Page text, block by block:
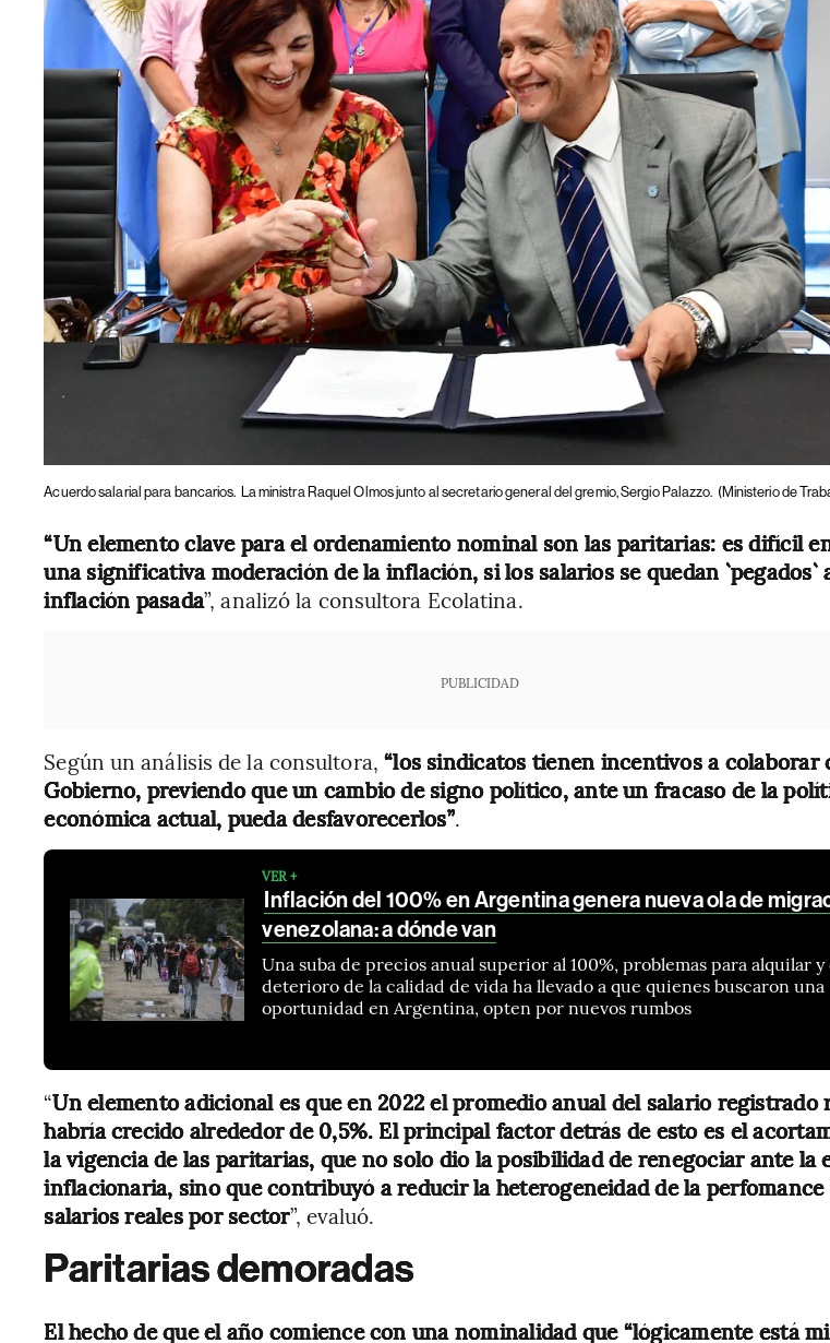
Acuerdo salarial para bancarios. La ministra Raquel Olmos junto al secretario general del gremio, Sergio Palazzo. (Ministerio de
“Un elemento clave para el ordenamiento nominal son las paritarias: es difícil
una significativa moderación de la inflación, si los salarios se quedan `pegados`
inflación pasada”, analizó la consultora Ecolatina.
PUBLICIDAD
Según un análisis de la consultora, “los sindicatos tienen incentivos a colaborar
Gobierno, previendo que un cambio de signo político, ante un fracaso de la
económica actual, pueda desfavorecerlos”.
VER +
Inflación del 100% en Argentina genera nueva ola de
venezolana: a dónde van
Una suba de precios anual superior al 100%, problemas para alquilar y
deterioro de la calidad de vida ha llevado a que quienes buscaron una
oportunidad en Argentina, opten por nuevos rumbos
“Un elemento adicional es que en 2022 el promedio anual del salario registrado
habría crecido alrededor de 0,5%. El principal factor detrás de esto es el
la vigencia de las paritarias, que no solo dio la posibilidad de renegociar ante la
inflacionaria, sino que contribuyó a reducir la heterogeneidad de la perfomance
salarios reales por sector”, evaluó.
Paritarias demoradas
El hecho de que el año comience con una nominalidad que “lógicamente está